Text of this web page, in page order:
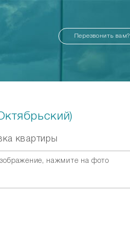
Перезвонить вам?
квартиры
нажмите на фото